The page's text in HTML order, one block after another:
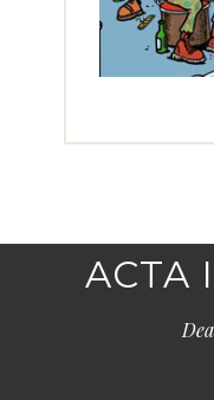
ACTA